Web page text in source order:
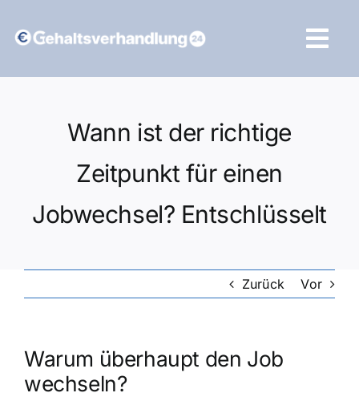
Inhalt
Wann ist der richtige
Zeitpunkt für einen
Jobwechsel? Entschlüsselt
Zurück Vor
Warum überhaupt den Job
wechseln?